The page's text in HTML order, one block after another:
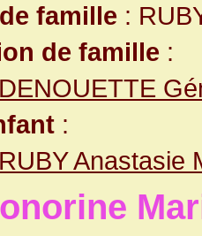
famille :
de famille :
DENOUETTE
:
RUBY Anastasie